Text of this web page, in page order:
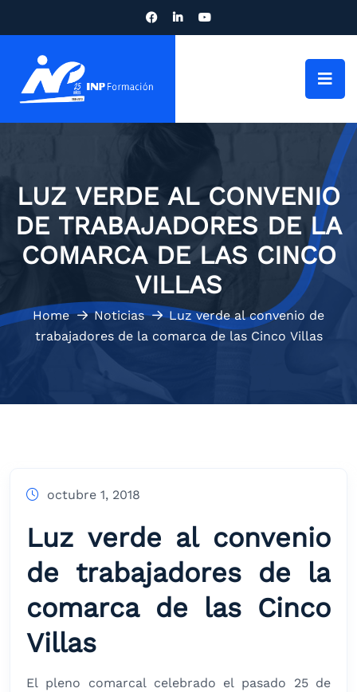
LUZ VERDE AL CONVENIO
DE TRABAJADORES DE LA
COMARCA DE LAS CINCO
VILLAS
Home Noticias
Luz verde al convenio de
trabajadores de la comarca de las Cinco Villas
octubre 1, 2018
Luz verde al convenio
de trabajadores de la
comarca de las Cinco
Villas
El pleno comarcal celebrado el pasado 25 de